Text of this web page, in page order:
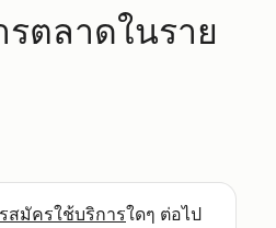
ตลาดในราย
สมัครใช้บริการใดๆ ต่อไป